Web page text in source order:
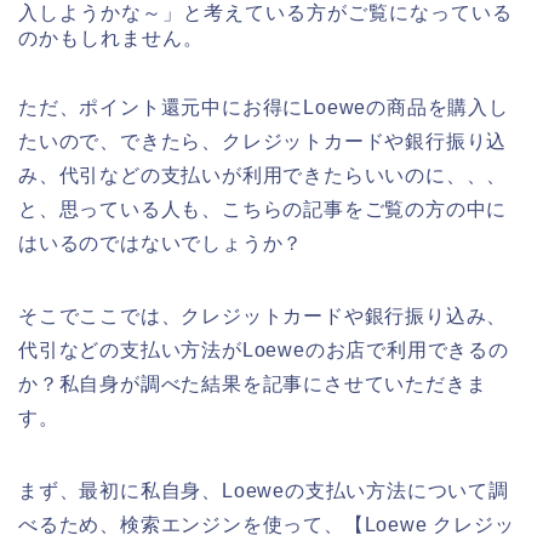
入しようかな～」と考えている方がご覧になっている
のかもしれません。
ただ、ポイント還元中にお得にLoeweの商品を購入し
たいので、できたら、クレジットカードや銀行振り込
み、代引などの支払いが利用できたらいいのに、、、
と、思っている人も、こちらの記事をご覧の方の中に
はいるのではないでしょうか？
そこでここでは、クレジットカードや銀行振り込み、
代引などの支払い方法がLoeweのお店で利用できるの
か？私自身が調べた結果を記事にさせていただきま
す。
まず、最初に私自身、Loeweの支払い方法について調
べるため、検索エンジンを使って、【Loewe クレジッ